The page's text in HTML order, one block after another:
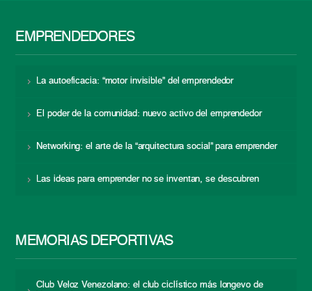
EMPRENDEDORES
La autoeficacia: “motor invisible” del emprendedor
El poder de la comunidad: nuevo activo del emprendedor
Networking: el arte de la “arquitectura social” para emprender
Las ideas para emprender no se inventan, se descubren
MEMORIAS DEPORTIVAS
Club Veloz Venezolano: el club ciclístico más longevo de